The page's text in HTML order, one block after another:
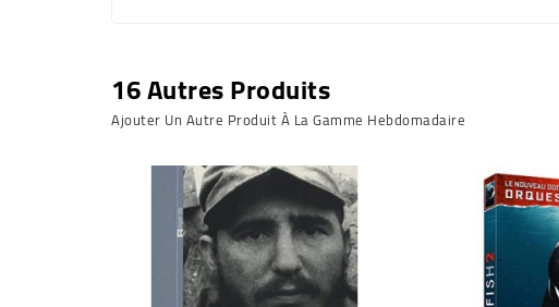
16 Autres Produits
Ajouter Un Autre Produit À La Gamme Hebdomadaire